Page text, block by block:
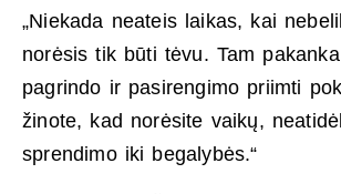
„Niekada neateis laikas, kai
norėsis tik būti tėvu. Tam
pagrindo ir pasirengimo priimti
žinote, kad norėsite vaikų,
sprendimo iki begalybės.“